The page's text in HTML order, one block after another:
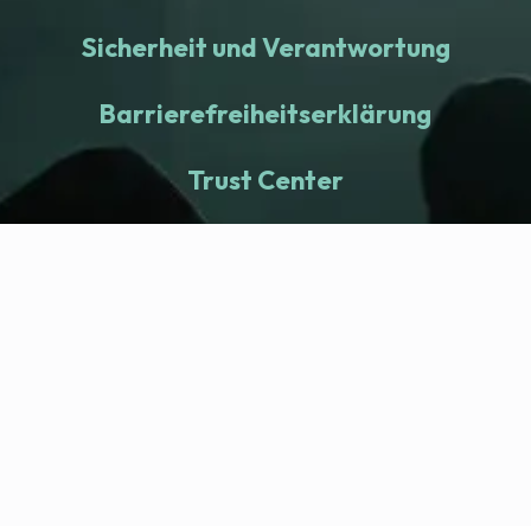
Sicherheit und Verantwortung
Barrierefreiheitserklärung
Trust Center